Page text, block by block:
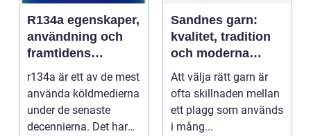
R134a egenskaper,
användning och
framtidens
alternativ
r134a är ett av de mest
använda köldmedierna
under de senaste
decennierna. Det har
Sandnes garn:
kvalitet, tradition
och moderna
färger för alla
stickare
Att välja rätt garn är
ofta skillnaden mellan
ett plagg som används
i mång...